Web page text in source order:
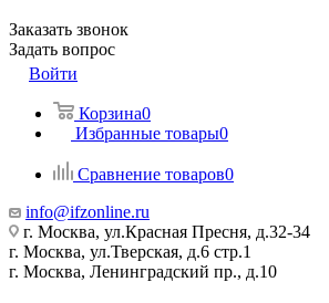
Заказать звонок
Задать вопрос
Войти
Корзина0
Избранные товары0
Сравнение товаров0
info@ifzonline.ru
г. Москва, ул.Красная Пресня, д.32-34
г. Москва, ул.Тверская, д.6 стр.1
г. Москва, Ленинградский пр., д.10